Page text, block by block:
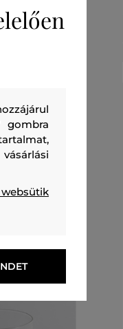
ÉS FA
280 ML
gombra